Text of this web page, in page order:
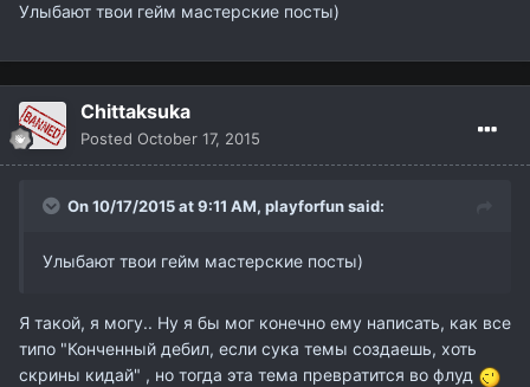
Улыбают твои гейм мастерские посты)
Chittaksuka
Posted October 17, 2015
On 10/17/2015 at 9:11 AM, playforfunsaid:
Улыбают твои гейм мастерские посты)
Я такой, я могу.. Ну я бы мог конечно ему написать, как все
типо "Конченный дебил, если сука темы создаешь, хоть
скрины кидай" , но тогда эта тема превратится во флуд